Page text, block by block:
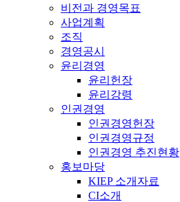
비전과 경영목표
사업계획
조직
경영공시
윤리경영
윤리헌장
윤리강령
인권경영
인권경영헌장
인권경영규정
인권경영 추진현황
홍보마당
KIEP 소개자료
CI소개